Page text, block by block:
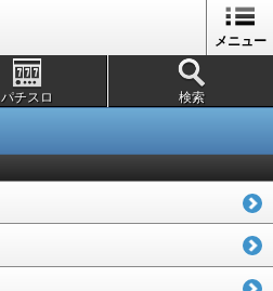
メニュー
パチスロ 検索